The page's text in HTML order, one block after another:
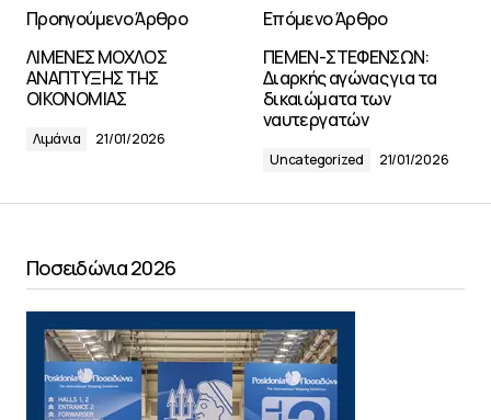
Προηγούμενο Άρθρο
ΛΙΜΕΝΕΣ ΜΟΧΛΟΣ
ΑΝΑΠΤΥΞΗΣ ΤΗΣ
ΟΙΚΟΝΟΜΙΑΣ
Λιμάνια 21/01/2026
Επόμενο Άρθρο
ΠΕΜΕΝ-ΣΤΕΦΕΝΣΩΝ:
Διαρκής αγώνας για τα
δικαιώματα των
ναυτεργατών
Uncategorized 21/01/2026
Ποσειδώνια 2026